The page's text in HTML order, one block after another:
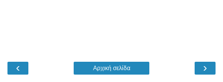
‹ ›
Αρχική σελίδα